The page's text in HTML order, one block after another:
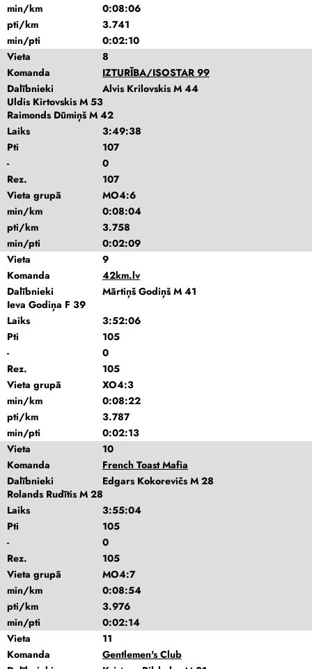
min/km
0:08:06
pti/km
3.741
min/pti
0:02:10
Vieta
8
Komanda
IZTURĪBA/ISOSTAR 99
Dalībnieki
Alvis Krilovskis M 44
Uldis Kirtovskis M 53
Raimonds Dūmiņš M 42
Laiks
3:49:38
Pti
107
-
0
Rez.
107
Vieta grupā
MO4:6
min/km
0:08:04
pti/km
3.758
min/pti
0:02:09
Vieta
9
Komanda
42km.lv
Dalībnieki
Mārtiņš Godiņš M 41
Ieva Godiņa F 39
Laiks
3:52:06
Pti
105
-
0
Rez.
105
Vieta grupā
XO4:3
min/km
0:08:22
pti/km
3.787
min/pti
0:02:13
Vieta
10
Komanda
French Toast Mafia
Dalībnieki
Edgars Kokorevičs M 28
Rolands Rudītis M 28
Laiks
3:55:04
Pti
105
-
0
Rez.
105
Vieta grupā
MO4:7
min/km
0:08:54
pti/km
3.976
min/pti
0:02:14
Vieta
11
Komanda
Gentlemen's Club